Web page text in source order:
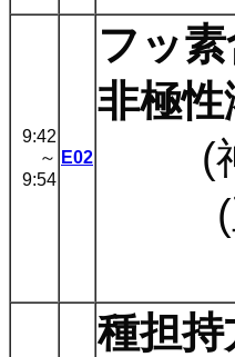
9:42
～
9:54
E02
フッ
非極
(
種担